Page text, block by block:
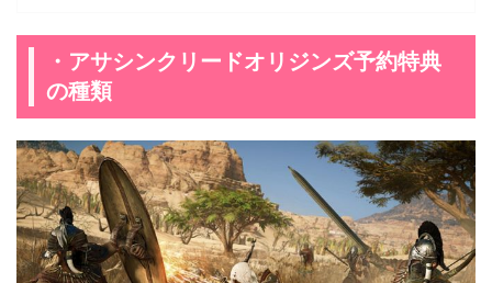
・アサシンクリードオリジンズ予約特典
の種類